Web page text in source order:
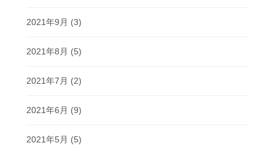
2021年9月 (3)
2021年8月 (5)
2021年7月 (2)
2021年6月 (9)
2021年5月 (5)